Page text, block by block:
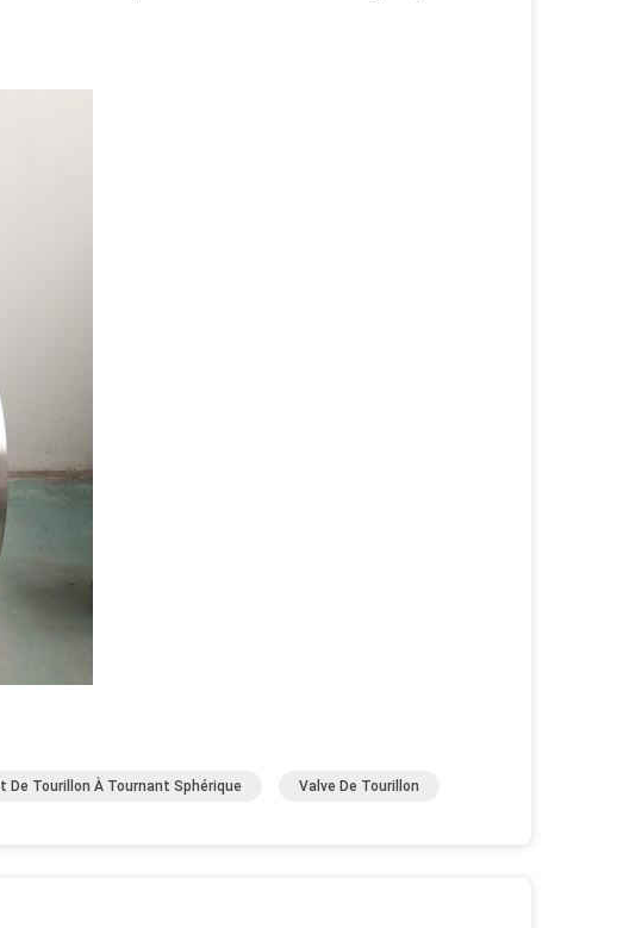
De Tourillon À Tournant Sphérique Valve De Tourillon